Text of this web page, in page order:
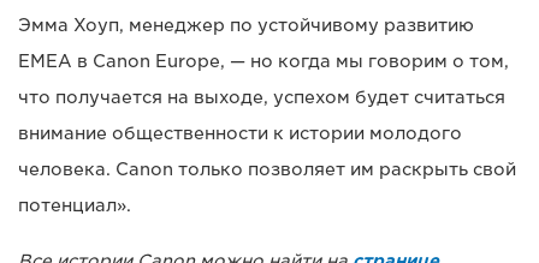
Эмма Хоуп, менеджер по устойчивому развитию
EMEA в Canon Europe, — но когда мы говорим о том,
что получается на выходе, успехом будет считаться
внимание общественности к истории молодого
человека. Canon только позволяет им раскрыть свой
потенциал».